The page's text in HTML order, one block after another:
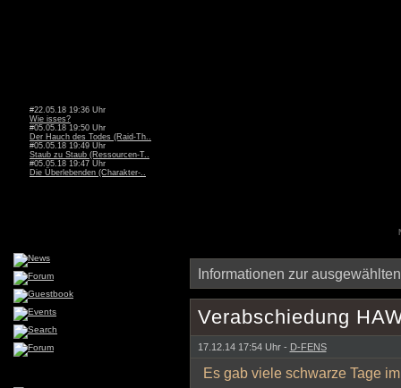
#22.05.18 19:36 Uhr
Wie isses?
#05.05.18 19:50 Uhr
Der Hauch des Todes (Raid-Th..
#05.05.18 19:49 Uhr
Staub zu Staub (Ressourcen-T..
#05.05.18 19:47 Uhr
Die Überlebenden (Charakter-..
Informationen zur
Verabschiedung
17.12.14 17:54 Uhr - D-FENS
Es gab viele schwarze Tage